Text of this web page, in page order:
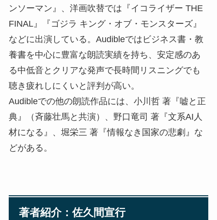
ンソーマン』、洋画吹替では『イコライザー THE
FINAL』『ゴジラ キング・オブ・モンスターズ』
などに出演している。Audibleではビジネス書・教
養書を中心に豊富な朗読実績を持ち、安定感のあ
る中低音とクリアな発声で長時間リスニングでも
聴き疲れしにくいと評判が高い。
Audibleでの他の朗読作品には、小川哲 著『嘘と正
典』（斉藤壮馬と共演）、野口竜司 著『文系AI人
材になる』、堀栄三 著『情報なき国家の悲劇』な
どがある。
著者紹介：佐久間宣行